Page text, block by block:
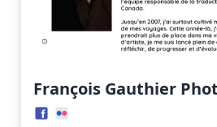
François Gauthier